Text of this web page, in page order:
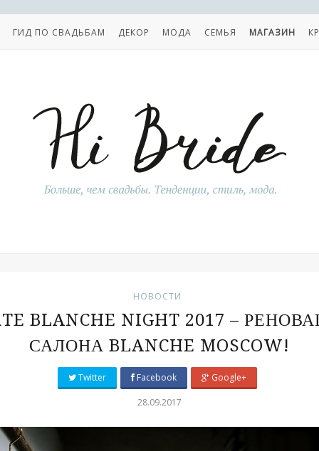
ГИД ПО СВАДЬБАМ ДЕКОР МОДА СЕМЬЯ МАГАЗИН
НОВОСТИ
BLANCHE NIGHT 2017 –
САЛОНА BLANCHE MOSCOW!
Twitter Facebook Google+
28.09.2017